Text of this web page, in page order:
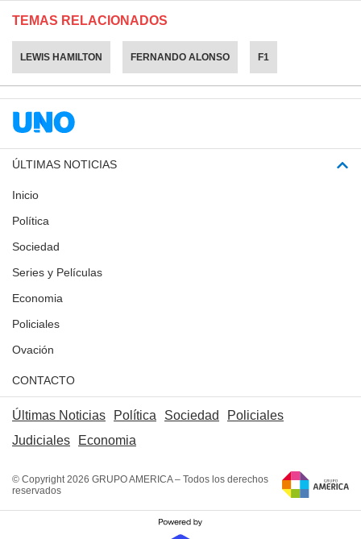
TEMAS RELACIONADOS
LEWIS HAMILTON FERNANDO ALONSO F1
ÚLTIMAS NOTICIAS
Inicio
Política
Sociedad
Series y Películas
Economia
Policiales
Ovación
CONTACTO
Últimas Noticias Política Sociedad
Policiales
Judiciales
Economia
© Copyright 2026 GRUPO AMERICA – Todos los derechos
reservados